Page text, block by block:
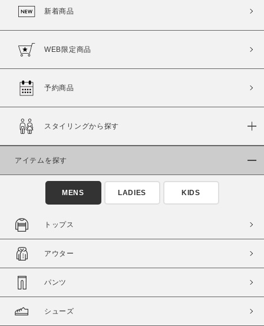
カラー
商品タイプ
通常商品
セール価格 WEB限定
在庫
在庫あり
新着商品
WEB限定商品
予約商品
スタイリングから探す
アイテムを探す
MENS LADIES KIDS
トップス
アウター
パンツ
シューズ